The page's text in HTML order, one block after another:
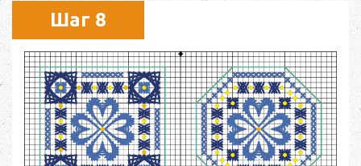
Шаг 8